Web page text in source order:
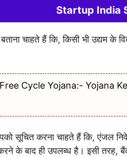
Startup India
चाहते हैं कि, किसी भी उद्यम के
Free Cycle Yojana:- Yojana
सूचित करना चाहते हैं कि, एंजल
करने के बाद ही उपलब्ध है। इसी